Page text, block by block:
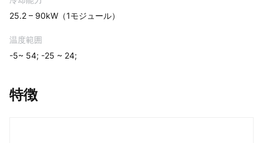
25.2 – 90kW（1モジュール）
温度範囲
-5~ 54; -25 ~ 24;
特徴